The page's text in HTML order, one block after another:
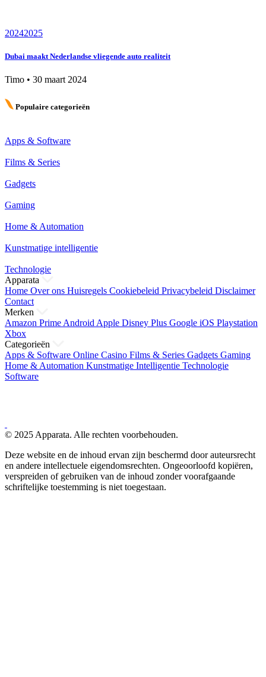
20242025
Dubai maakt Nederlandse vliegende auto realiteit
Timo • 30 maart 2024
Populaire categorieën
Apps & Software
Films & Series
Gadgets
Gaming
Home & Automation
Kunstmatige intelligentie
Technologie
Apparata
Home Over ons Huisregels Cookiebeleid Privacybeleid Disclaimer
Contact
Merken
Amazon Prime Android Apple Disney Plus Google iOS Playstation
Xbox
Categorieën
Apps & Software Online Casino Films & Series Gadgets Gaming
Home & Automation Kunstmatige Intelligentie Technologie
Software
© 2025 Apparata. Alle rechten voorbehouden.
Deze website en de inhoud ervan zijn beschermd door auteursrecht
en andere intellectuele eigendomsrechten. Ongeoorloofd kopiëren,
verspreiden of gebruiken van de inhoud zonder voorafgaande
schriftelijke toestemming is niet toegestaan.